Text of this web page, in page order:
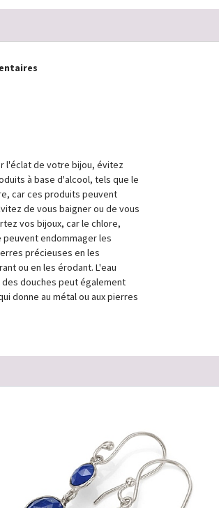
l'éclat de votre bijou, évitez
à base d'alcool, tels que le
car ces produits peuvent
de vous baigner ou de vous
vos bijoux, car le chlore,
endommager les
précieuses en les
ou en les érodant. L'eau
douches peut également
donne au métal ou aux pierres